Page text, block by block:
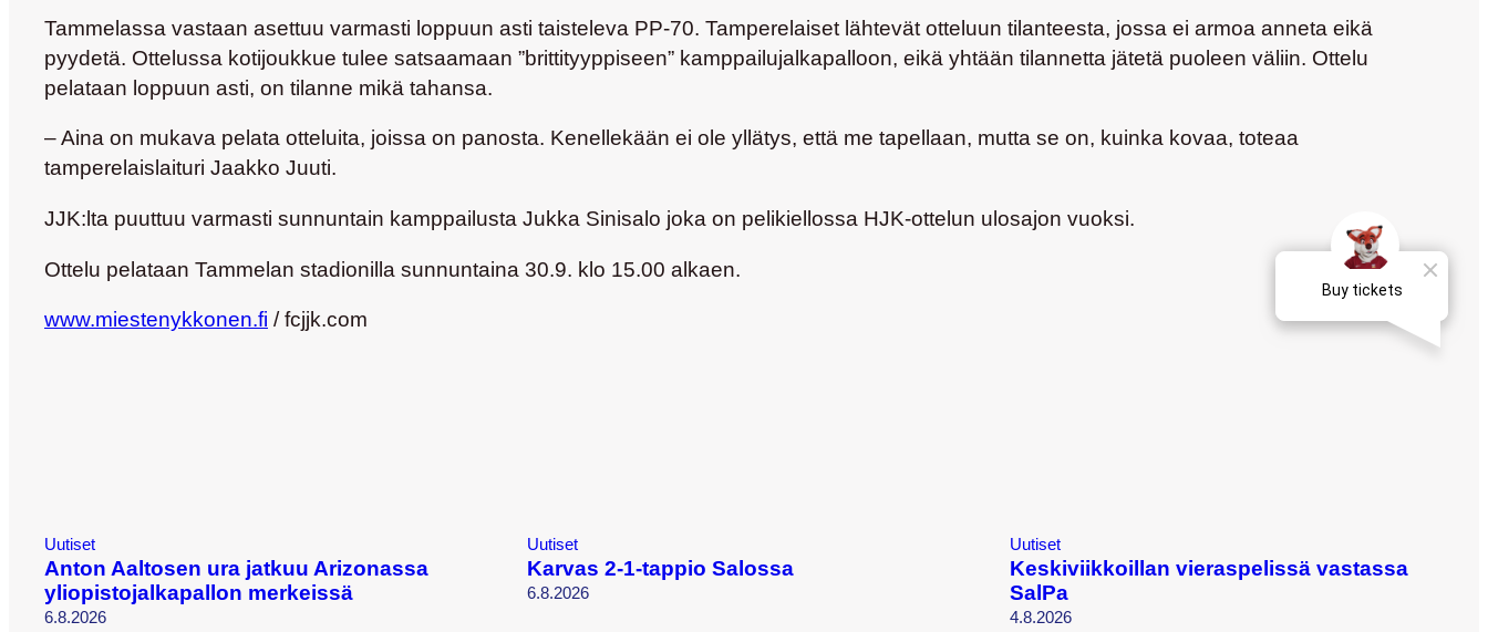
Tammelassa vastaan asettuu varmasti loppuun asti taisteleva PP-70. Tamperelaiset lähtevät otteluun tilanteesta, jossa ei armoa anneta eikä
pyydetä. Ottelussa kotijoukkue tulee satsaamaan ”brittityyppiseen” kamppailujalkapalloon, eikä yhtään tilannetta jätetä puoleen väliin. Ottelu
pelataan loppuun asti, on tilanne mikä tahansa.
– Aina on mukava pelata otteluita, joissa on panosta. Kenellekään ei ole yllätys, että me tapellaan, mutta se on, kuinka kovaa, toteaa
tamperelaislaituri Jaakko Juuti.
JJK:lta puuttuu varmasti sunnuntain kamppailusta Jukka Sinisalo joka on pelikiellossa HJK-ottelun ulosajon vuoksi.
Ottelu pelataan Tammelan stadionilla sunnuntaina 30.9. klo 15.00 alkaen.
www.miestenykkonen.fi / fcjjk.com
Uutiset
Anton Aaltosen ura jatkuu Arizonassa
yliopistojalkapallon merkeissä
6.8.2026
Uutiset
Karvas 2-1-tappio Salossa
6.8.2026
Uutiset
Keskiviikkoillan vieraspelissä vastassa
SalPa
4.8.2026